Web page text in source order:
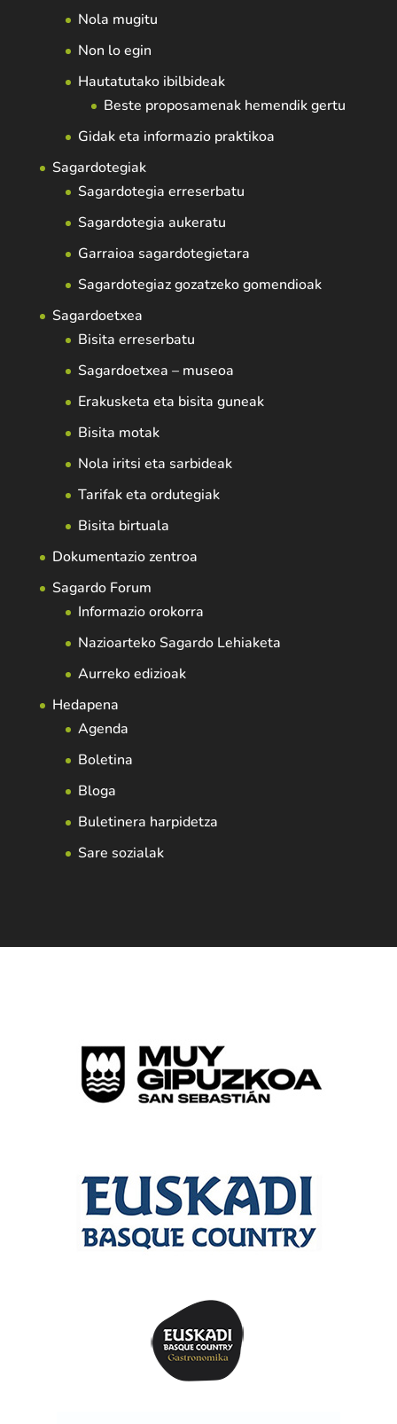
Nola mugitu
Non lo egin
Hautatutako ibilbideak
Beste proposamenak hemendik gertu
Gidak eta informazio praktikoa
Sagardotegiak
Sagardotegia erreserbatu
Sagardotegia aukeratu
Garraioa sagardotegietara
Sagardotegiaz gozatzeko gomendioak
Sagardoetxea
Bisita erreserbatu
Sagardoetxea – museoa
Erakusketa eta bisita guneak
Bisita motak
Nola iritsi eta sarbideak
Tarifak eta ordutegiak
Bisita birtuala
Dokumentazio zentroa
Sagardo Forum
Informazio orokorra
Nazioarteko Sagardo Lehiaketa
Aurreko edizioak
Hedapena
Agenda
Boletina
Bloga
Buletinera harpidetza
Sare sozialak